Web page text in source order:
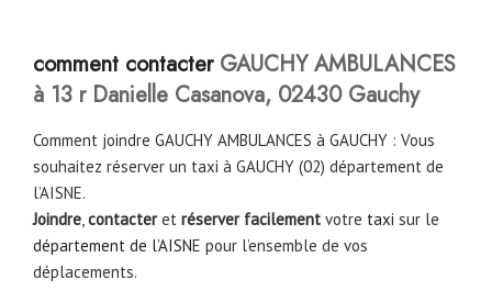
comment contacterGAUCHY AMBULANCES
à 13 r Danielle Casanova, 02430 Gauchy
Comment joindre GAUCHY AMBULANCES à GAUCHY : Vous
souhaitez réserver un taxi à GAUCHY (02) département de
l’AISNE.
Joindre,contacteret réserver facilement votre taxi sur le
département de l’AISNE pour l’ensemble de vos
déplacements.